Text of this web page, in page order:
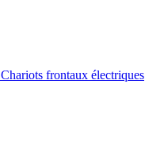
Chariots frontaux électriques